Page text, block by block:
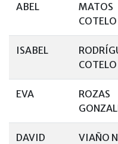
ABEL
MATOS
COTELO
ISABEL
COTELO
EVA
ROZAS
DAVID VIAÑO